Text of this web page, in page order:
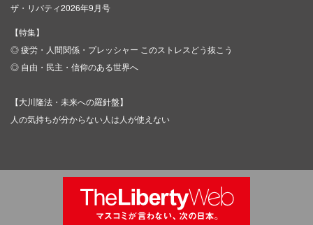
ザ・リバティ2026年9月号
【特集】
◎ 疲労・人間関係・プレッシャー このストレスどう抜こう
◎ 自由・民主・信仰のある世界へ
【大川隆法・未来への羅針盤】
人の気持ちが分からない人は人が使えない